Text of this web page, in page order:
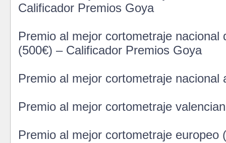
Calificador Premios Goya
Premio al mejor cortometraje nacional
(500€) – Calificador Premios Goya
Premio al mejor cortometraje nacional
Premio al mejor cortometraje
Premio al mejor cortometraje europeo